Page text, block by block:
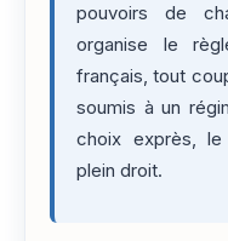
pouvoirs de
organise le
français, tout
soumis à un
choix exprès, le
plein droit.